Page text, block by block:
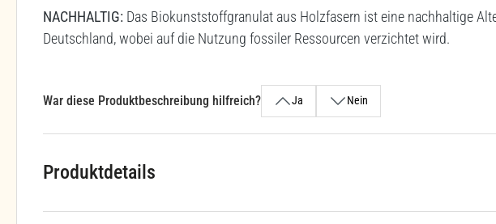
NACHHALTIG: Das Biokunststoffgranulat aus Holzfasern ist eine nachhaltige
Deutschland, wobei auf die Nutzung fossiler Ressourcen verzichtet wird.
War diese Produktbeschreibung hilfreich? Ja Nein
Produktdetails